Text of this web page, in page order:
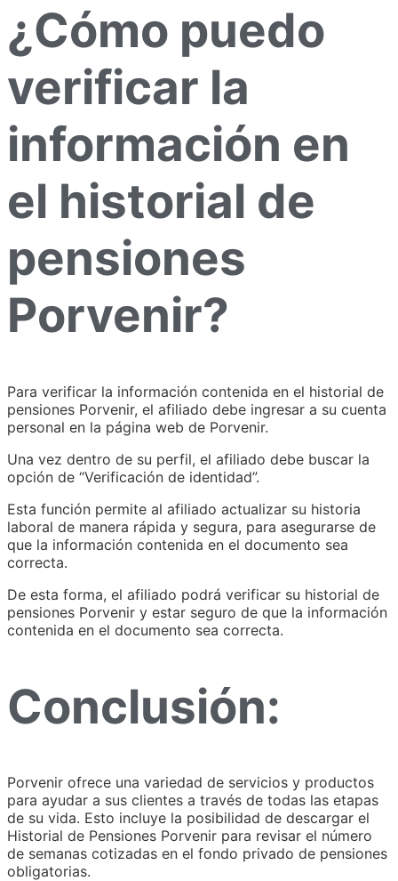
¿Cómo puedo
verificar la
información en
el historial de
pensiones
Porvenir?
Para verificar la información contenida en el historial de
pensiones Porvenir, el afiliado debe ingresar a su cuenta
personal en la página web de Porvenir.
Una vez dentro de su perfil, el afiliado debe buscar la
opción de “Verificación de identidad”.
Esta función permite al afiliado actualizar su historia
laboral de manera rápida y segura, para asegurarse de
que la información contenida en el documento sea
correcta.
De esta forma, el afiliado podrá verificar su historial de
pensiones Porvenir y estar seguro de que la información
contenida en el documento sea correcta.
Conclusión:
Porvenir ofrece una variedad de servicios y productos
para ayudar a sus clientes a través de todas las etapas
de su vida. Esto incluye la posibilidad de descargar el
Historial de Pensiones Porvenir para revisar el número
de semanas cotizadas en el fondo privado de pensiones
obligatorias.